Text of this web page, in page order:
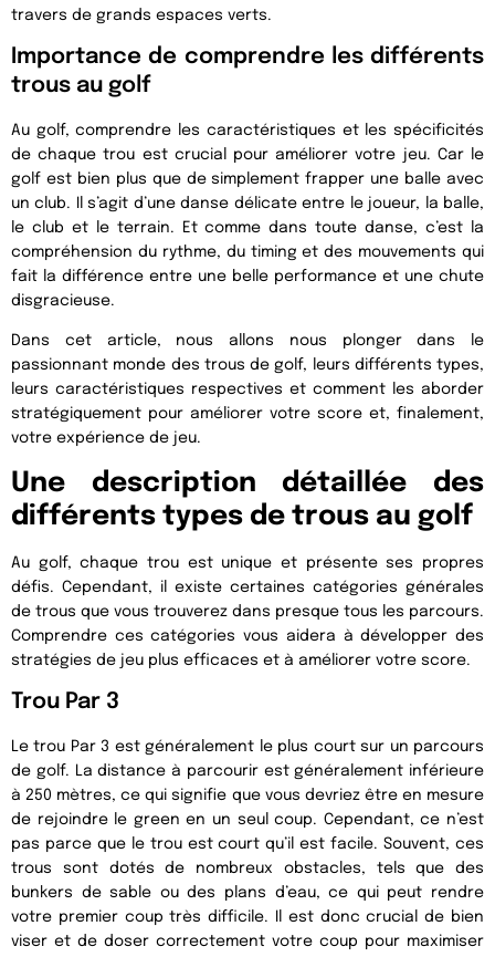
travers de grands espaces verts.
Importance de comprendre les différents
trous au golf
Au golf, comprendre les caractéristiques et les spécificités
de chaque trou est crucial pour améliorer votre jeu. Car le
golf est bien plus que de simplement frapper une balle avec
un club. Il s’agit d’une danse délicate entre le joueur, la balle,
le club et le terrain. Et comme dans toute danse, c’est la
compréhension du rythme, du timing et des mouvements qui
fait la différence entre une belle performance et une chute
disgracieuse.
Dans cet article, nous allons nous plonger dans le
passionnant monde des trous de golf, leurs différents types,
leurs caractéristiques respectives et comment les aborder
stratégiquement pour améliorer votre score et, finalement,
votre expérience de jeu.
Une description détaillée des
différents types de trous au golf
Au golf, chaque trou est unique et présente ses propres
défis. Cependant, il existe certaines catégories générales
de trous que vous trouverez dans presque tous les parcours.
Comprendre ces catégories vous aidera à développer des
stratégies de jeu plus efficaces et à améliorer votre score.
Trou Par 3
Le trou Par 3 est généralement le plus court sur un parcours
de golf. La distance à parcourir est généralement inférieure
à 250 mètres, ce qui signifie que vous devriez être en mesure
de rejoindre le green en un seul coup. Cependant, ce n’est
pas parce que le trou est court qu’il est facile. Souvent, ces
trous sont dotés de nombreux obstacles, tels que des
bunkers de sable ou des plans d’eau, ce qui peut rendre
votre premier coup très difficile. Il est donc crucial de bien
viser et de doser correctement votre coup pour maximiser